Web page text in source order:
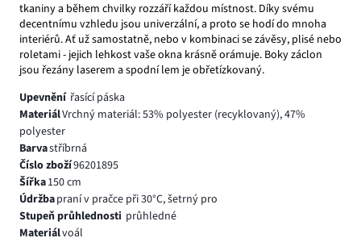
tkaniny a během chvilky rozzáří každou místnost. Díky svému
decentnímu vzhledu jsou univerzální, a proto se hodí do mnoha
interiérů. Ať už samostatně, nebo v kombinaci se závěsy, plisé nebo
roletami - jejich lehkost vaše okna krásně orámuje. Boky záclon
jsou řezány laserem a spodní lem je obřetízkovaný.
Upevnění řasící páska
MateriálVrchný materiál: 53% polyester (recyklovaný), 47%
polyester
Barvastříbrná
Číslo zboží96201895
Šířka150 cm
Údržbapraní v pračce při 30°C, šetrný pro
Stupeň průhlednosti průhledné
Materiálvoál